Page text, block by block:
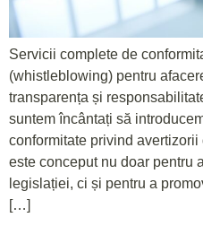
Servicii complete de
(whistleblowing) pentru
transparența și
suntem încântați să
conformitate privind
este conceput nu doar pentru
legislației, ci și pentru a
[…]